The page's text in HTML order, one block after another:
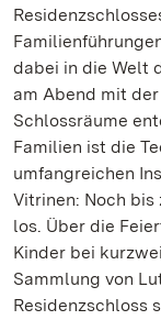
dabei in die Welt
am Abend mit
Schlossräume
Familien ist die
umfangreichen
Vitrinen: Noch bis
los. Über die
Kinder bei
Sammlung von
Residenzschloss